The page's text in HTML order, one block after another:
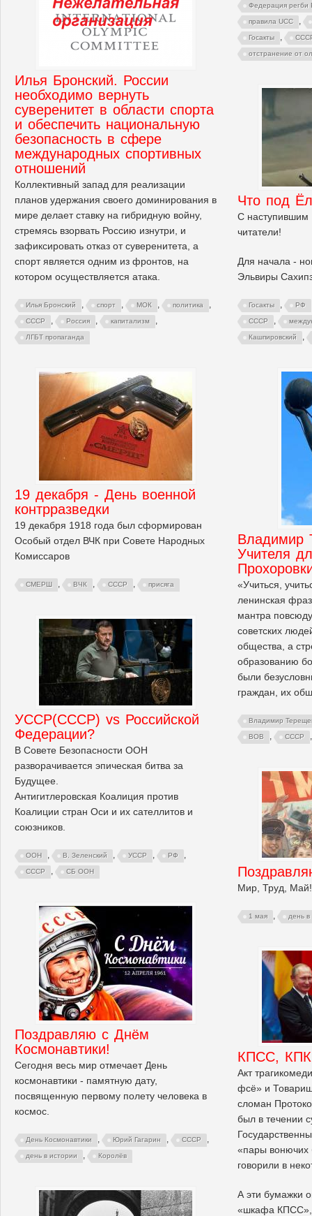
Федерация регби
правила UCC ,
Госакты ,
отстранение от
Илья Бронский. России
необходимо вернуть
суверенитет в области спорта
и обеспечить национальную
безопасность в сфере
международных спортивных
отношений
Коллективный запад для реализации
планов удержания своего доминирования в
мире делает ставку на гибридную войну,
стремясь взорвать Россию изнутри, и
зафиксировать отказ от суверенитета, а
спорт является одним из фронтов, на
котором осуществляется атака.
Илья Бронский , спорт , МОК , политика ,
СССР , Россия , капитализм ,
ЛГБТ пропаганда
Что под
С наступившим
читатели!
Для начала -
Эльвиры
Госакты , РФ
СССР ,
Кашпировский ,
19 декабря - День военной
контрразведки
19 декабря 1918 года был сформирован
Особый отдел ВЧК при Совете Народных
Комиссаров
СМЕРШ , ВЧК , СССР , присяга
Владимир
Учителя
«Учиться,
ленинская
мантра
советских
общества, а
образованию
были
граждан, их
Владимир
ВОВ , СССР
УССР(СССР) vs Российской
Федерации?
В Совете Безопасности ООН
разворачивается эпическая битва за
Будущее.
Антигитлеровская Коалиция против
Коалиции стран Оси и их сателлитов и
союзников.
ООН , В. Зеленский , УССР , РФ ,
СССР , СБ ООН
Мир, Труд, Май!
1 мая , день в
Поздравляю с Днём
Космонавтики!
Сегодня весь мир отмечает День
космонавтики - памятную дату,
посвященную первому полету человека в
космос.
День Космонавтики , Юрий Гагарин , СССР ,
день в истории , Королёв
КПСС,
Акт
фсё» и
сломан
был в течении
«пары вонючих
говорили в
А эти бумажки
«шкафа КПСС»,